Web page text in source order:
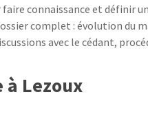
connaissance et définir
complet : évolution du
avec le cédant,
à Lezoux